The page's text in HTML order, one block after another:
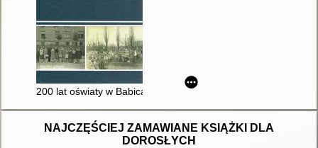
200 lat oświaty w Babicach
NAJCZĘŚCIEJ ZAMAWIANE KSIĄŻKI DLA
DOROSŁYCH